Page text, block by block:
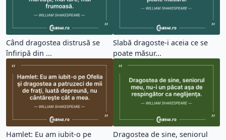
Când dragostea distrusă se
înfiripă din ...
Slabă dragoste-i aceia ce se
poate măsur...
Hamlet: Eu am iubit-o pe
Dragostea de sine, seniorul